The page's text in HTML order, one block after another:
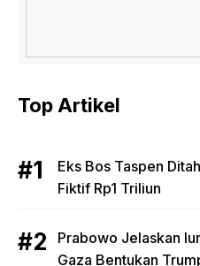
Top Artikel
Eks Bos Taspen
Fiktif Rp1 Triliun
Prabowo Jelaskan
Gaza Bentukan